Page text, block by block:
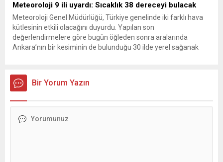
Meteoroloji 9 ili uyardı: Sıcaklık 38 dereceyi bulacak
Meteoroloji Genel Müdürlüğü, Türkiye genelinde iki farklı hava
kütlesinin etkili olacağını duyurdu. Yapılan son
değerlendirmelere göre bugün öğleden sonra aralarında
Ankara’nın bir kesiminin de bulunduğu 30 ilde yerel sağanak
üzerine çıkarak yaz değerlerine ulaşacak. Ayrıca...
Bir Yorum Yazın